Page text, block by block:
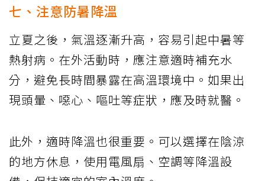
七、注意防暑降溫
立夏之後，氣溫逐漸升高，容易引起中暑等
熱射病。在外活動時，應注意適時補充水
分，避免長時間暴露在高溫環境中。如果出
現頭暈、噁心、嘔吐等症狀，應及時就醫。
此外，適時降溫也很重要。可以選擇在陰涼
的地方休息，使用電風扇、空調等降溫設